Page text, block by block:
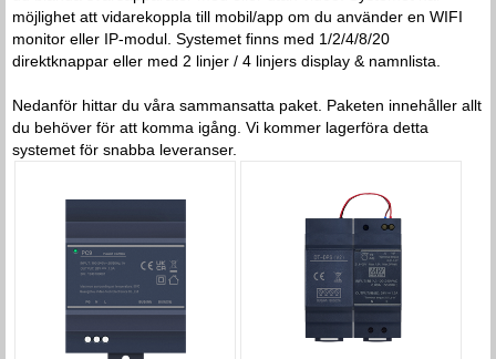
möjlighet att vidarekoppla till mobil/app om du använder en WIFI
monitor eller IP-modul. Systemet finns med 1/2/4/8/20
direktknappar eller med 2 linjer / 4 linjers display & namnlista.
Nedanför hittar du våra sammansatta paket. Paketen innehåller allt
du behöver för att komma igång. Vi kommer lagerföra detta
systemet för snabba leveranser.